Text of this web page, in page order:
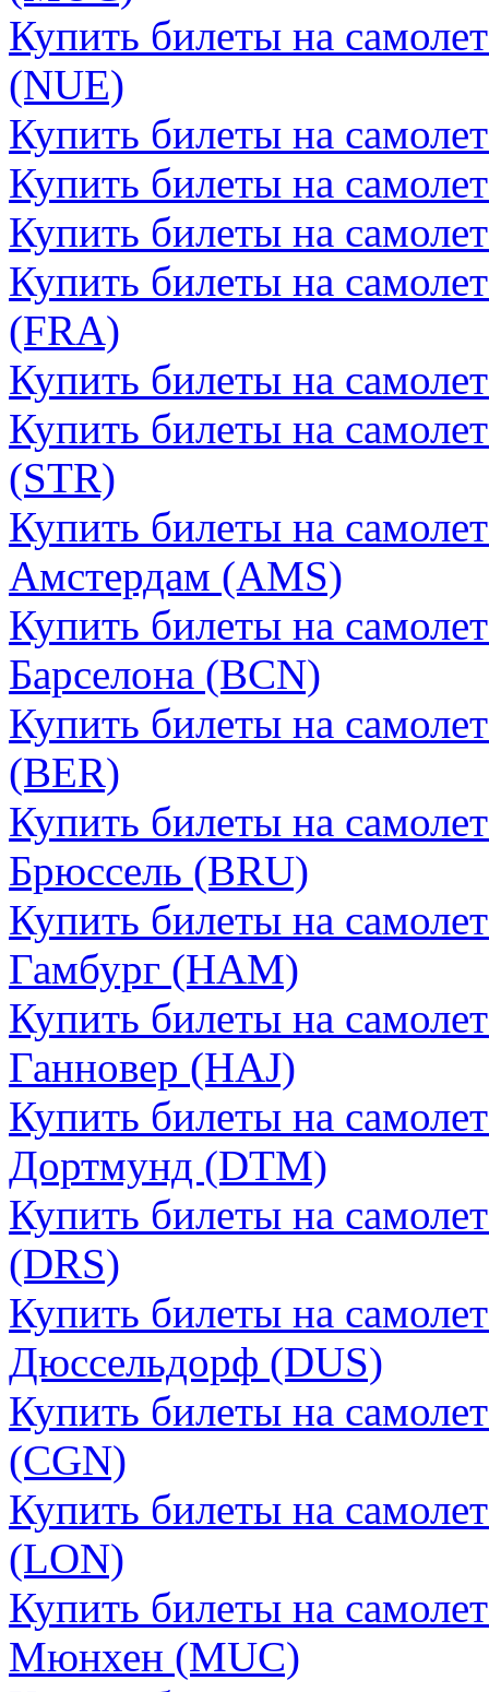
Купить билеты на
(NUE)
Купить билеты на
Купить билеты на
Купить билеты на
Купить билеты на
(FRA)
Купить билеты на
Купить билеты на
(STR)
Купить билеты на
Амстердам (AMS)
Купить билеты на
Барселона (BCN)
Купить билеты на
(BER)
Купить билеты на
Брюссель (BRU)
Купить билеты на
Гамбург (HAM)
Купить билеты на
Ганновер (HAJ)
Купить билеты на
Дортмунд (DTM)
Купить билеты на
(DRS)
Купить билеты на
Дюссельдорф (DUS)
Купить билеты на
(CGN)
Купить билеты на
(LON)
Купить билеты на
Мюнхен (MUC)